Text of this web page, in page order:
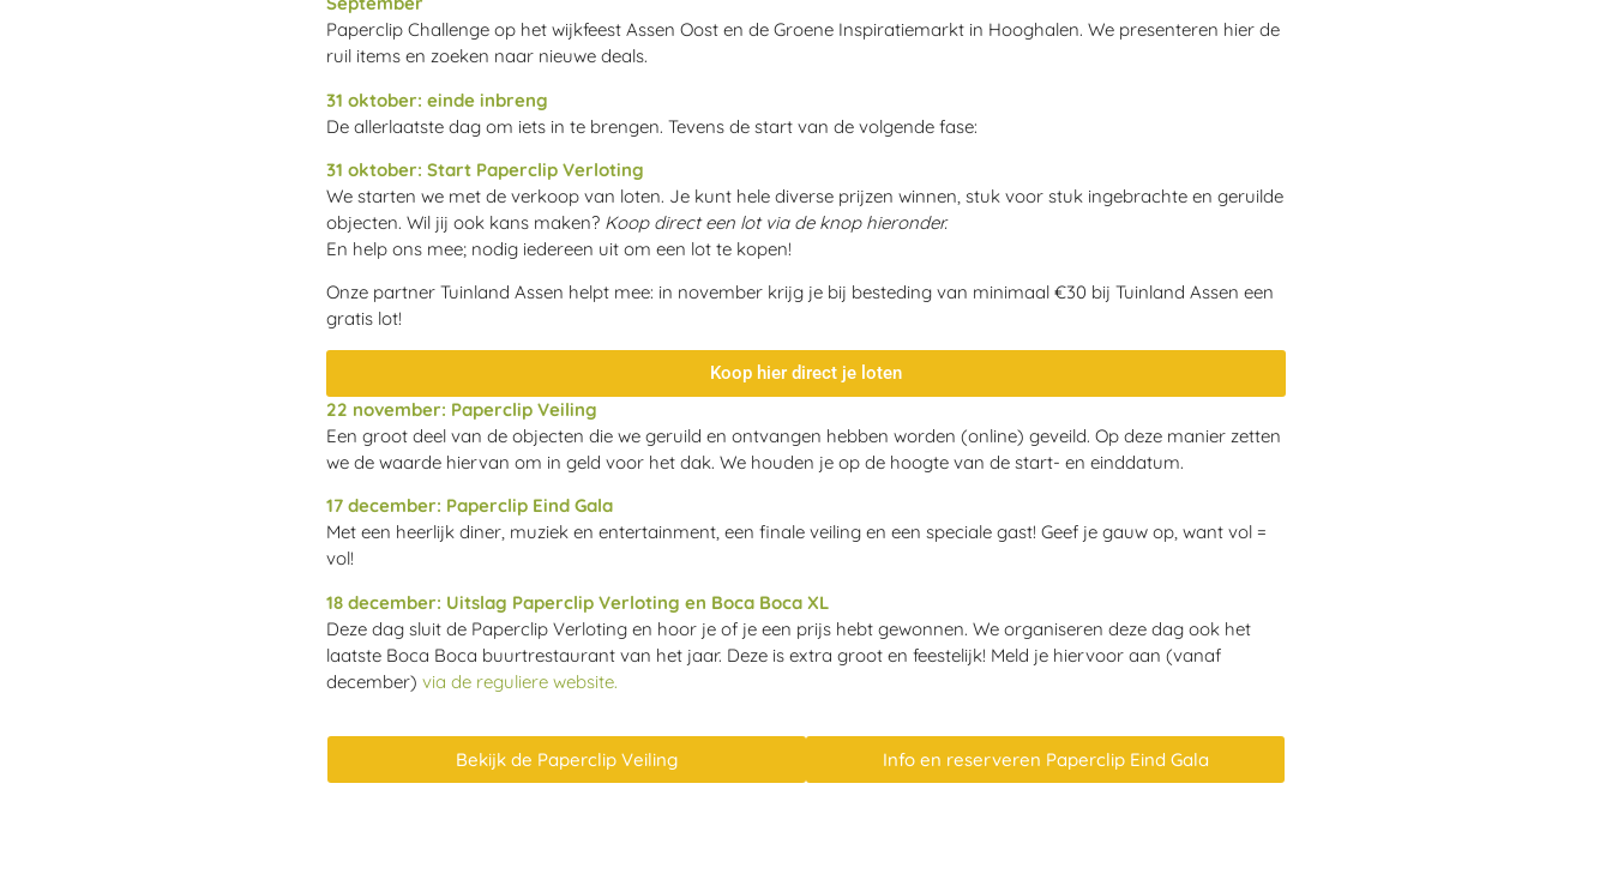
Paperclip Challenge op het wijkfeest Assen Oost en de Groene Inspiratiemarkt in Hooghalen. We presenteren hier de
ruil items en zoeken naar nieuwe deals.
31 oktober: einde inbreng
De allerlaatste dag om iets in te brengen. Tevens de start van de volgende fase:
31 oktober: Start Paperclip Verloting
We starten we met de verkoop van loten. Je kunt hele diverse prijzen winnen, stuk voor stuk ingebrachte en geruilde
objecten. Wil jij ook kans maken? Koop direct een lot via de knop hieronder.
En help ons mee; nodig iedereen uit om een lot te kopen!
Onze partner Tuinland Assen helpt mee: in november krijg je bij besteding van minimaal €30 bij Tuinland Assen een
gratis lot!
Koop hier direct je loten
22 november: Paperclip Veiling
Een groot deel van de objecten die we geruild en ontvangen hebben worden (online) geveild. Op deze manier zetten
we de waarde hiervan om in geld voor het dak. We houden je op de hoogte van de start- en einddatum.
17 december: Paperclip Eind Gala
Met een heerlijk diner, muziek en entertainment, een finale veiling en een speciale gast! Geef je gauw op, want vol =
vol!
18 december: Uitslag Paperclip Verloting en Boca Boca XL
Deze dag sluit de Paperclip Verloting en hoor je of je een prijs hebt gewonnen. We organiseren deze dag ook het
laatste Boca Boca buurtrestaurant van het jaar. Deze is extra groot en feestelijk! Meld je hiervoor aan (vanaf
december) via de reguliere website.
Bekijk de Paperclip Veiling Info en reserveren Paperclip Eind Gala